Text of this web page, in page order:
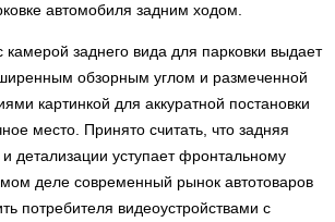
автомобиля задним ходом.
камерой заднего вида для парковки выдает
обзорным углом и размеченной
картинкой для аккуратной постановки
место. Принято считать, что задняя
детализации уступает фронтальному
деле современный рынок автотоваров
потребителя видеоустройствами с